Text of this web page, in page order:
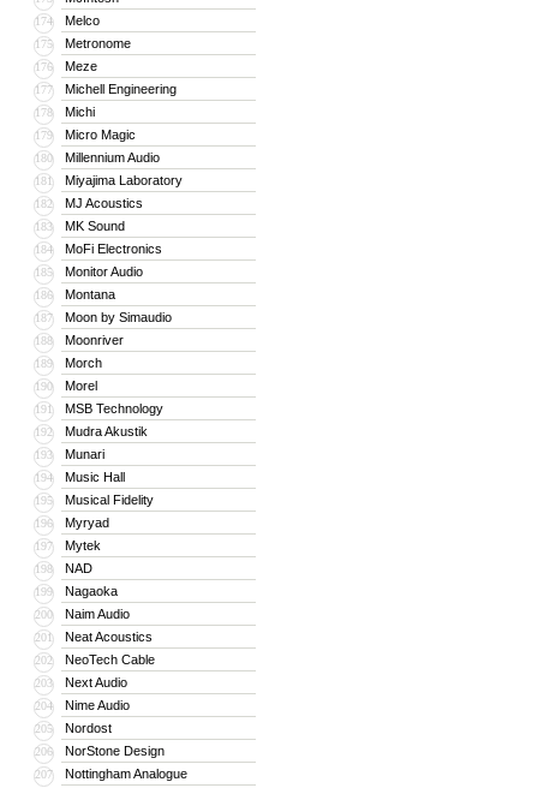
174 Melco
175 Metronome
176 Meze
177 Michell Engineering
178 Michi
179 Micro Magic
180 Millennium Audio
181 Miyajima Laboratory
182 MJ Acoustics
183 MK Sound
184 MoFi Electronics
185 Monitor Audio
186 Montana
187 Moon by Simaudio
188 Moonriver
189 Morch
190 Morel
191 MSB Technology
192 Mudra Akustik
193 Munari
194 Music Hall
195 Musical Fidelity
196 Myryad
197 Mytek
198 NAD
199 Nagaoka
200 Naim Audio
201 Neat Acoustics
202 NeoTech Cable
203 Next Audio
204 Nime Audio
205 Nordost
206 NorStone Design
207 Nottingham Analogue